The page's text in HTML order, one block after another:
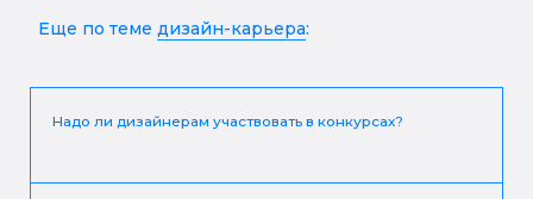
Еще по теме дизайн-карьера:
Надо ли дизайнерам участвовать в конкурсах?